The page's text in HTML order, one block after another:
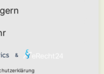
Garten
sein und nicht eine
&